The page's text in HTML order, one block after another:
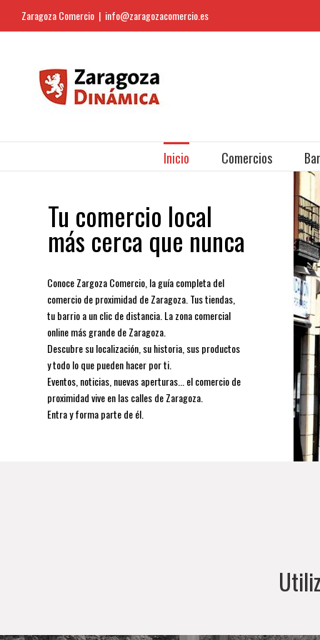
Saltar
al
Zaragoza Comercio | info@zaragozacomercio.es
Inicio Comercios
Tu comercio local
más cerca que nunca
Conoce Zargoza Comercio, la guía completa del
comercio de proximidad de Zaragoza. Tus tiendas,
tu barrio a un clic de distancia. La zona comercial
online más grande de Zaragoza.
Descubre su localización, su historia, sus productos
y todo lo que pueden hacer por ti.
Eventos, noticias, nuevas aperturas... el comercio de
proximidad vive en las calles de Zaragoza.
Entra y forma parte de él.